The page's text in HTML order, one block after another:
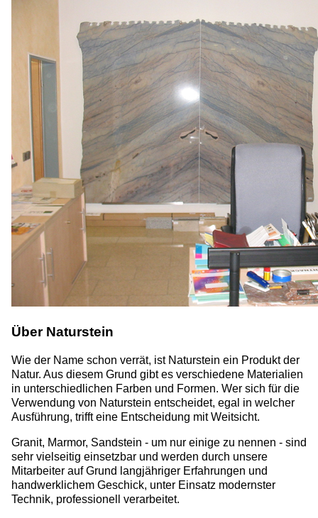
Über Naturstein
Wie der Name schon verrät, ist Naturstein ein Produkt der
Natur. Aus diesem Grund gibt es verschiedene Materialien
in unterschiedlichen Farben und Formen. Wer sich für die
Verwendung von Naturstein entscheidet, egal in welcher
Ausführung, trifft eine Entscheidung mit Weitsicht.
Granit, Marmor, Sandstein - um nur einige zu nennen - sind
sehr vielseitig einsetzbar und werden durch unsere
Mitarbeiter auf Grund langjähriger Erfahrungen und
handwerklichem Geschick, unter Einsatz modernster
Technik, professionell verarbeitet.